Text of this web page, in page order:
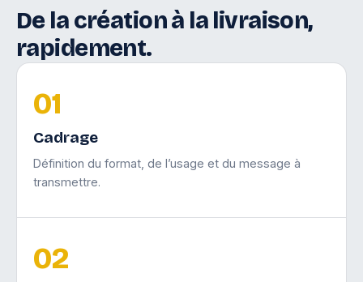
De la création à la livraison,
rapidement.
01
Cadrage
Définition du format, de l’usage et du message à
transmettre.
02